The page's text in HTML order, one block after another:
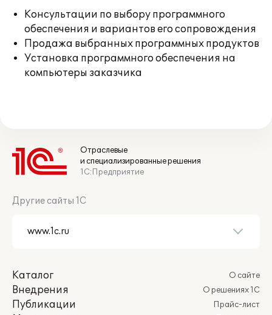
Консультации по выбору программного
обеспечения и вариантов его сопровождения
Продажа выбранных программных продуктов
Установка программного обеспечения на
компьютеры заказчика
Отраслевые
и специализированные решения
1С:Предприятие
Другие сайты 1С
Каталог
Внедрения
Публикации
О сайте
О решениях 1С
Прайс-лист